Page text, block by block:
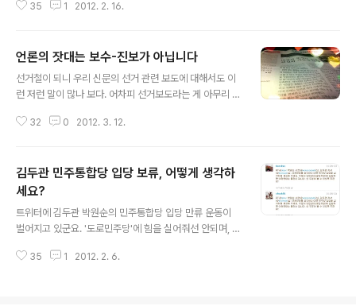
에서 나름대로 진단을 해봤으니 그걸 참고하시면 되겠다.
당은 야권의 '적토마'다. 장수(대통령 후보)가 전쟁에서 승
리하기 위해선 적어도 '천리마'나 '적토마'를 타야 한다는
것이다. '사슴 등에 타서 전쟁에 이길 수는 없다'는 게 그의
명해보인다. 다만 그 시기가 언제 올지 기다리고 있을뿐이
35 1 2012. 2. 16.
언론의 잣대는 보수-진보가 아닙니다
선거철이 되니 우리 신문의 선거 관련 보도에 대해서도 이
런 저런 말이 많나 보다. 어차피 선거보도라는 게 아무리 잘
보를 자(尺)로 잰 듯 균등하게 보도해도 강자 쪽에서 불만
치신인에 대한 배려가 부족하다고 불만을 털어놓는다. 그
래서인지 어차피 욕 먹을 바에야 힘 있는 쪽, 당선 가능성이
높은 쪽에 붙는 신문들도 적지 않았다. 그러나 경남도민일
보만큼은 '힘 있는 세력과 결탁하지 않고 공정한 잣대로 후
보와 정당의 자질과 능력을 검증해 있는 그대로 알리는'(선
거보도준칙 전문) 소임을 다해왔다고 자부한다. 그래서 19
32 0 2012. 3. 12.
김두관 민주통합당 입당 보류, 어떻게 생각하
세요?
트위터에 김두관 박원순의 민주통합당 입당 만류 운동이
벌어지고 있군요. '도로민주당'에 힘을 실어줘선 안되며, 정
nsoonpark)님, 김두관 지사(@dookwan)님. 야권연대
35 1 2012. 2. 6.